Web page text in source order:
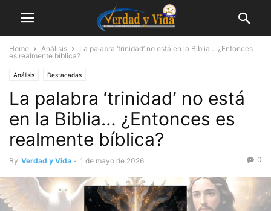
Home Análisis
La palabra ‘trinidad’ no está en la Biblia… ¿Entonces
es realmente bíblica?
Análisis Destacadas
La palabra ‘trinidad’ no está
en la Biblia… ¿Entonces es
realmente bíblica?
By Verdad y Vida - 1 de mayo de 2026 0